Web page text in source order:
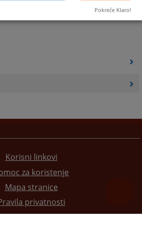
Korisni linkovi
za koristenje
Mapa stranice
privatnosti
Pokreće Klaro!